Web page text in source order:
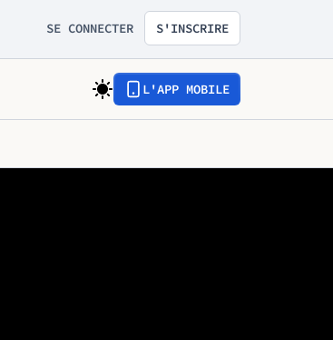
SE CONNECTER S'INSCRIRE
L'APP MOBILE